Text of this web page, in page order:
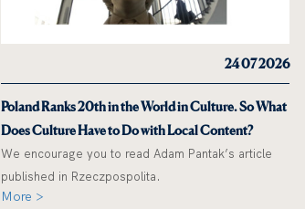
24 07 2026
Poland Ranks 20th in the World in Culture. So What
Does Culture Have to Do with Local Content?
We encourage you to read Adam Pantak’s article
published in Rzeczpospolita.
More >